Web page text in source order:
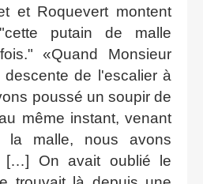
et Roquevert montent
putain de malle
Quand Monsieur
de l'escalier à
poussé un soupir de
même instant, venant
la malle, nous avons
[…] On avait oublié le